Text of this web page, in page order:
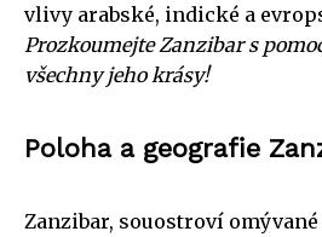
vlivy arabské, indické a
Prozkoumejte Zanzibar s
všechny jeho krásy!
Poloha a geografie
Zanzibar, souostroví